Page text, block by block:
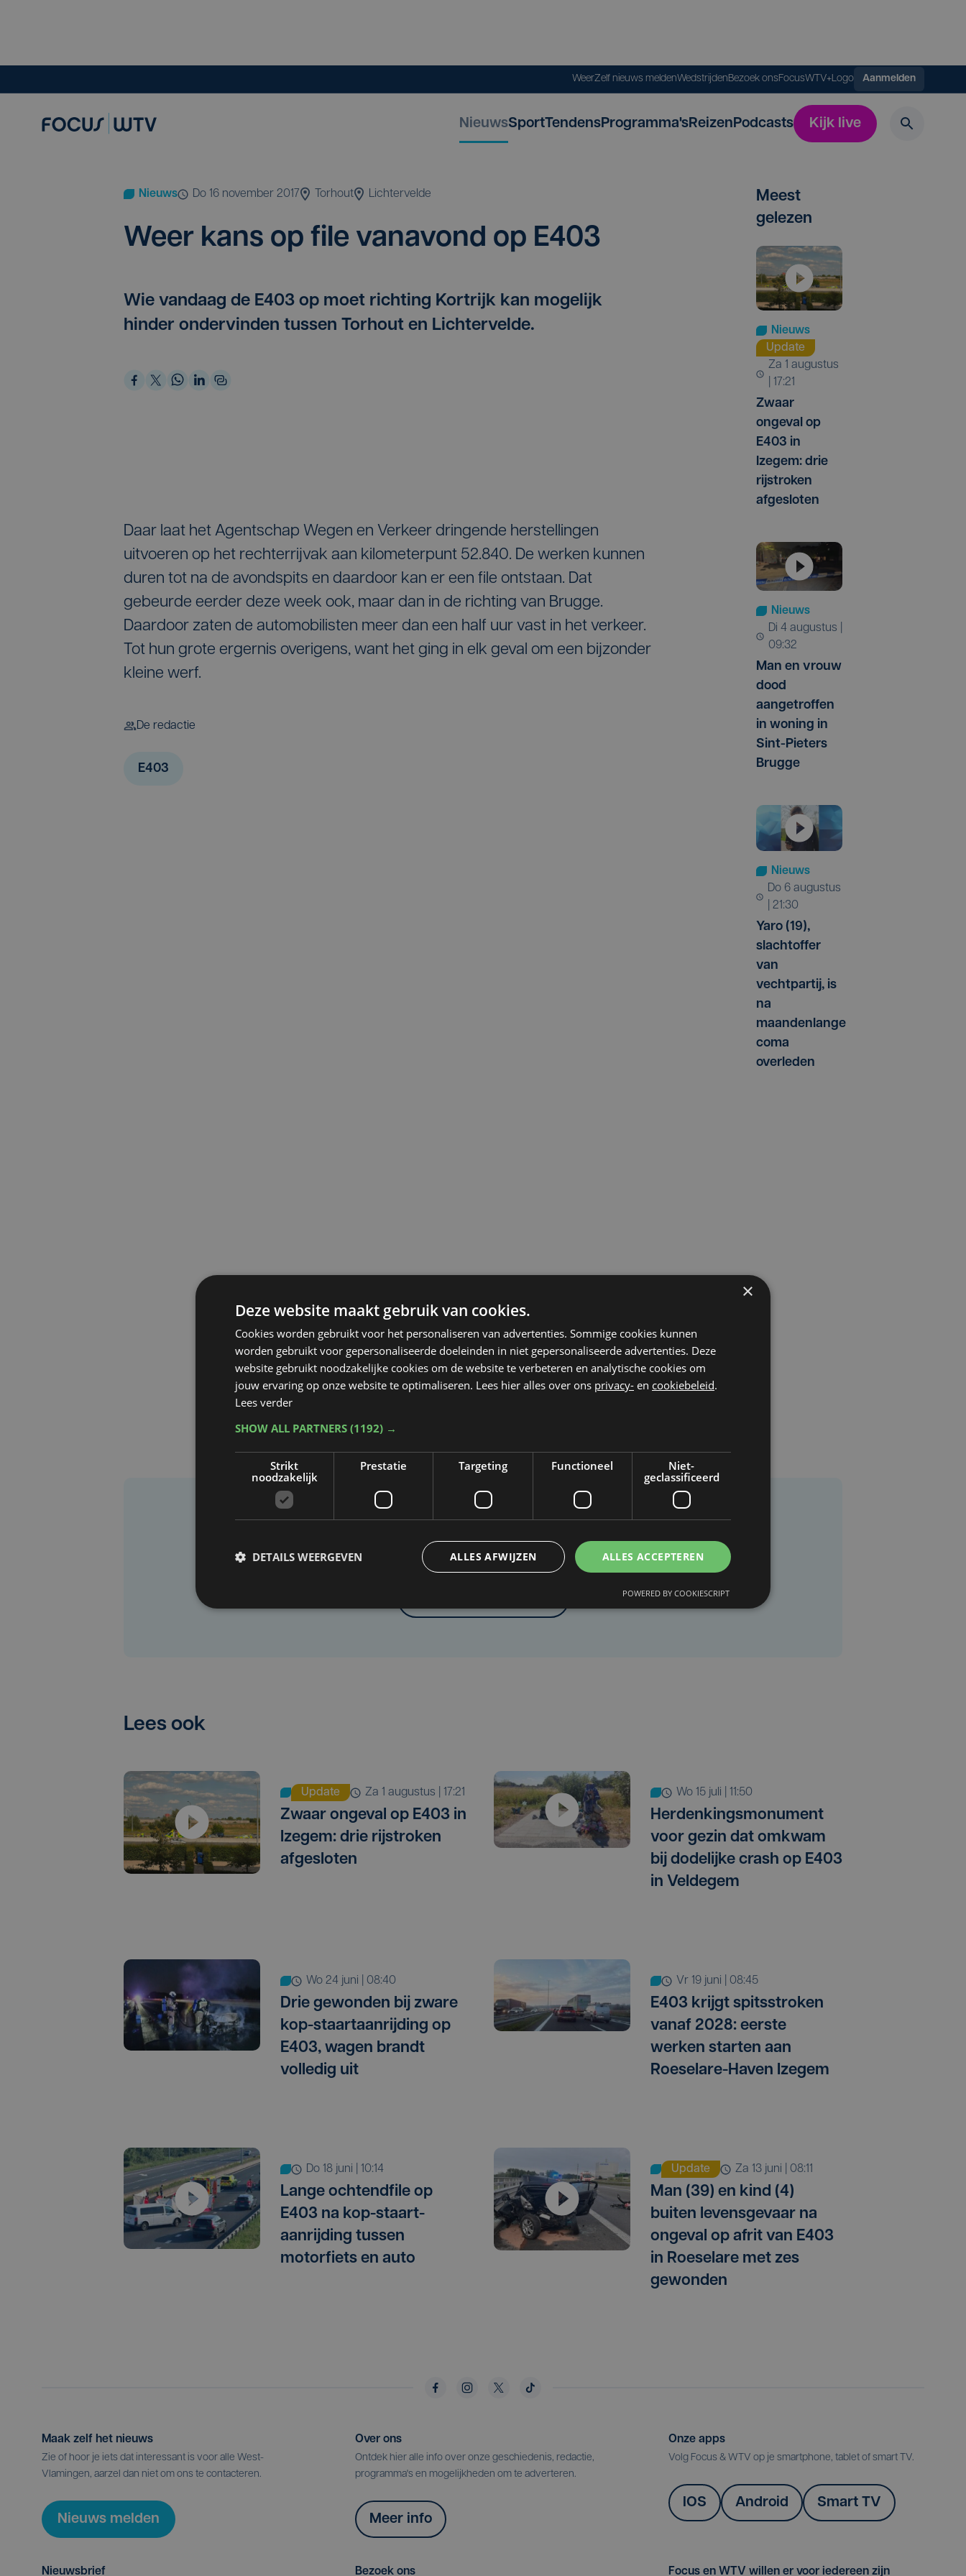
WeerZelf nieuws meldenWedstrijdenBezoek onsFocusWTV+Logo Aanmelden
NieuwsSportTendensProgramma'sReizenPodcasts Kijk live
Nieuws do 16 november 2017 Torhout Lichtervelde
Weer kans op file van­avond op E403
Wie vandaag de E403 op moet richting Kortrijk kan mogelijk
hinder ondervinden tussen Torhout en Lichtervelde.
Daar laat het Agentschap Wegen en Verkeer dringende herstellingen
uitvoeren op het rechterrijvak aan kilometerpunt 52.840. De werken kunnen
duren tot na de avondspits en daardoor kan er een file ontstaan. Dat
gebeurde eerder deze week ook, maar dan in de richting van Brugge.
Daardoor zaten de automobilisten meer dan een half uur vast in het verkeer.
Tot hun grote ergernis overigens, want het ging in elk geval om een bijzonder
kleine werf.
De redactie
E403
Meest
gelezen
Nieuws
Update
za 1 augustus
| 17:21
Zwaar
ongeval op
E403 in
Izegem: drie
rijstroken
afgesloten
Nieuws
di 4 augustus |
09:32
Man en vrouw
dood
aangetroffen
in woning in
Sint-Pieters
Brugge
Nieuws
do 6 augustus
| 21:30
Yaro (19),
slachtoffer
van
vechtpartij, is
na
maandenlange
coma
overleden
Heb je een taal- of schrijffout opgemerkt in dit artikel?
Lees ook
Update za 1 augustus | 17:21
Zwaar ongeval op E403 in
Izegem: drie rijstroken
afgesloten
wo 15 juli | 11:50
Herdenkingsmonument
voor gezin dat omkwam
bij dodelijke crash op E403
in Veldegem
wo 24 juni | 08:40
Drie gewonden bij zware
kop-staartaanrijding op
E403, wagen brandt
volledig uit
vr 19 juni | 08:45
E403 krijgt spitsstroken
vanaf 2028: eerste
werken starten aan
Roeselare-Haven Izegem
do 18 juni | 10:14
Lange ochtendfile op
E403 na kop-staart-
aanrijding tussen
motorfiets en auto
Update za 13 juni | 08:11
Man (39) en kind (4)
buiten levensgevaar na
ongeval op afrit van E403
in Roeselare met zes
gewonden
Maak zelf het nieuws
Zie of hoor je iets dat interessant is voor alle West-
Vlamingen, aarzel dan niet om ons te contacteren.
Nieuws melden
Over ons
Ontdek hier alle info over onze geschiedenis, redactie,
programma's en mogelijkheden om te adverteren.
Meer info
Onze apps
Volg Focus & WTV op je smartphone, tablet of smart TV.
IOS Android Smart TV
Nieuwsbrief Bezoek ons Focus en WTV willen er voor iedereen zijn
×
Deze website maakt gebruik van cookies.
Cookies worden gebruikt voor het personaliseren van advertenties. Sommige cookies kunnen
worden gebruikt voor gepersonaliseerde doeleinden in niet gepersonaliseerde advertenties. Deze
website gebruikt noodzakelijke cookies om de website te verbeteren en analytische cookies om
jouw ervaring op onze website te optimaliseren. Lees hier alles over ons privacy- en cookiebeleid.
Lees verder
SHOW ALL PARTNERS (1192) →
Strikt
noodzakelijk
Prestatie Targeting Functioneel
Niet-
geclassificeerd
ALLES ACCEPTEREN
ALLES AFWIJZEN
DETAILS WEERGEVEN
POWERED BY COOKIESCRIPT